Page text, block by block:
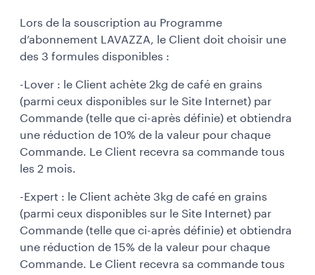
Lors de la souscription au Programme
d’abonnement LAVAZZA, le Client doit choisir une
des 3 formules disponibles :
-Lover : le Client achète 2kg de café en grains
(parmi ceux disponibles sur le Site Internet) par
Commande (telle que ci-après définie) et obtiendra
une réduction de 10% de la valeur pour chaque
Commande. Le Client recevra sa commande tous
les 2 mois.
-Expert : le Client achète 3kg de café en grains
(parmi ceux disponibles sur le Site Internet) par
Commande (telle que ci-après définie) et obtiendra
une réduction de 15% de la valeur pour chaque
Commande. Le Client recevra sa commande tous